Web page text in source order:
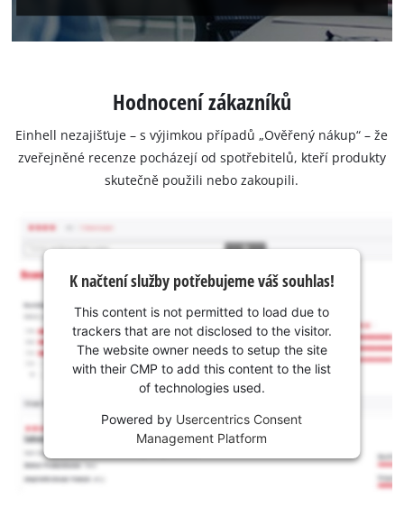
Hodnocení zákazníků
Einhell nezajišťuje – s výjimkou případů „Ověřený nákup“ – že
zveřejněné recenze pocházejí od spotřebitelů, kteří produkty
skutečně použili nebo zakoupili.
K načtení služby potřebujeme váš souhlas!
This content is not permitted to load due to
trackers that are not disclosed to the visitor.
The website owner needs to setup the site
with their CMP to add this content to the list
of technologies used.
Powered by Usercentrics Consent
Management Platform